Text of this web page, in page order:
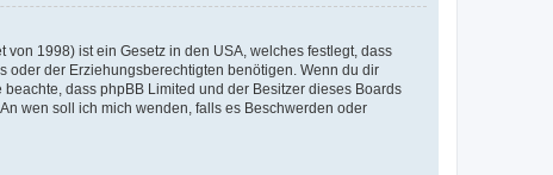
1998) ist ein Gesetz in den USA, welches festlegt, dass
der Erziehungsberechtigten benötigen. Wenn du dir
dass phpBB Limited und der Besitzer dieses Boards
wen soll ich mich wenden, falls es Beschwerden oder